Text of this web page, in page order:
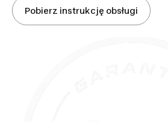
Pobierz instrukcję obsługi